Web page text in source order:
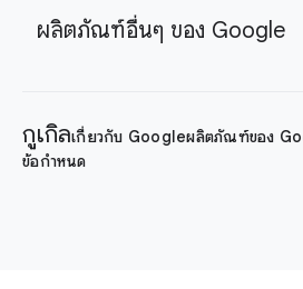
ผลิตภัณฑ์อื่นๆ ของ Google
กูเกิลเกี่ยวกับ Googleผลิตภัณฑ์ของ
ข้อกำหนด